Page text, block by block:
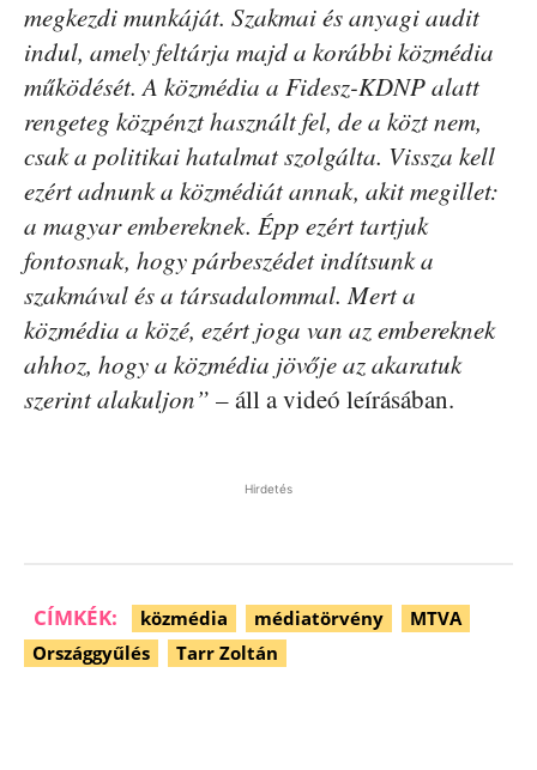
megkezdi munkáját. Szakmai és anyagi audit
indul, amely feltárja majd a korábbi közmédia
működését. A közmédia a Fidesz-KDNP alatt
rengeteg közpénzt használt fel, de a közt nem,
csak a politikai hatalmat szolgálta. Vissza kell
ezért adnunk a közmédiát annak, akit megillet:
a magyar embereknek. Épp ezért tartjuk
fontosnak, hogy párbeszédet indítsunk a
szakmával és a társadalommal. Mert a
közmédia a közé, ezért joga van az embereknek
ahhoz, hogy a közmédia jövője az akaratuk
szerint alakuljon” – áll a videó leírásában.
Hirdetés
CÍMKÉK: közmédia médiatörvény
MTVA
Országgyűlés
Tarr Zoltán